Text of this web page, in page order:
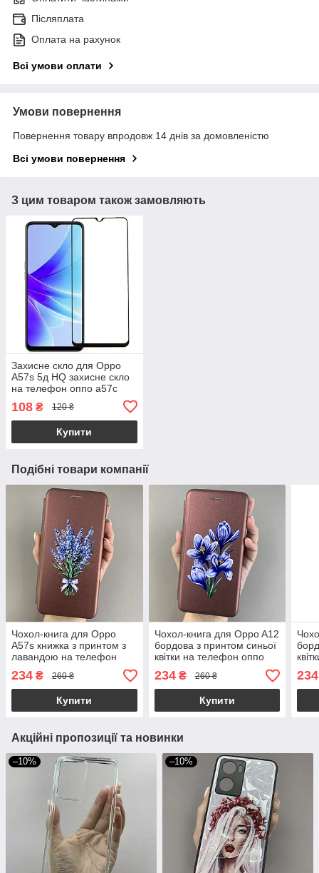
Післяплата
Оплата на рахунок
Всі умови оплати
Умови повернення
Повернення товару впродовж 14 днів за домовленістю
Всі умови повернення
З цим товаром також замовляють
Захисне скло для Oppo
A57s 5д HQ захисне скло
на телефон оппо а57с
108 ₴ 120 ₴
Купити
Подібні товари компанії
Чохол-книга для Oppo
A57s книжка з принтом з
лавандою на телефон
оппо а57с бордова q07w
234 ₴ 260 ₴
Купити
Чохол-книга для Oppo A12
бордова з принтом синьої
квітки на телефон оппо
а12 q06r
234₴ 260 ₴
Купити
а16
234
Акційні пропозиції та новинки
–10% –10%